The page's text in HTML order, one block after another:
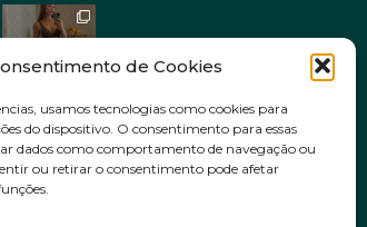
de Cookies
usamos tecnologias como cookies para
do dispositivo. O consentimento para essas
dados como comportamento de navegação ou
ou retirar o consentimento pode afetar